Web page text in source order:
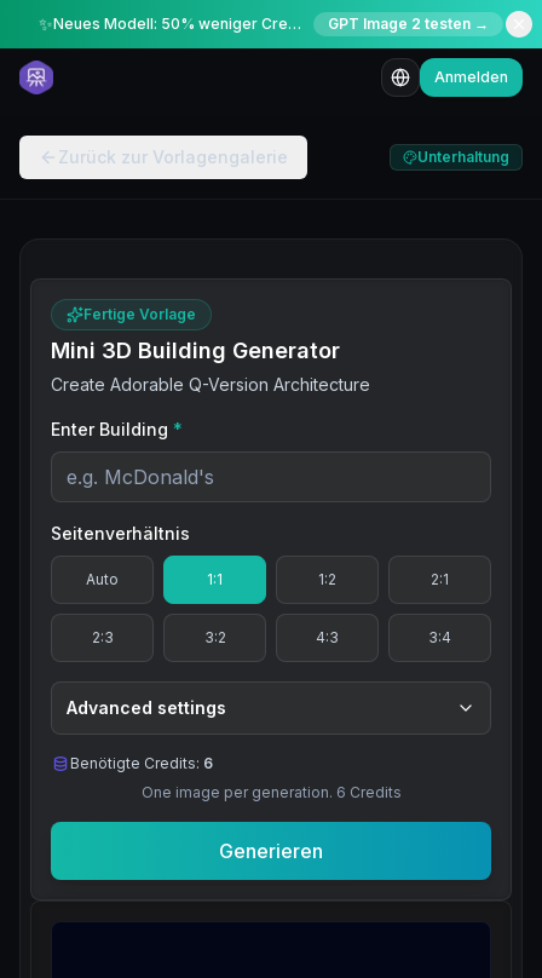
✨ Neues Modell: 50% weniger Credits für kurze Zeit GPT Image 2 testen →
Anmelden
Zurück zur Vorlagengalerie Unterhaltung
Fertige Vorlage
Mini 3D Building Generator
Create Adorable Q-Version Architecture
Enter Building *
Seitenverhältnis
Auto 1:1 1:2 2:1
2:3 3:2 4:3 3:4
Advanced settings
Benötigte Credits: 6
One image per generation. 6 Credits
Generieren